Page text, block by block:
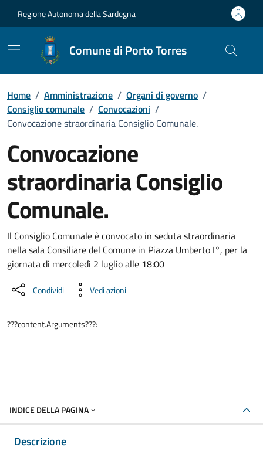
Regione Autonoma della Sardegna
Comune di Porto Torres
Home / Amministrazione / Organi di governo /
Consiglio comunale / Convocazioni /
Convocazione straordinaria Consiglio Comunale.
Convocazione
straordinaria Consiglio
Comunale.
???portal.DettaglioConvocazione???
Il Consiglio Comunale è convocato in seduta straordinaria
nella sala Consiliare del Comune in Piazza Umberto I°, per la
giornata di mercoledì 2 luglio alle 18:00
Condividi Vedi azioni
???content.Arguments???:
INDICE DELLA PAGINA
Descrizione